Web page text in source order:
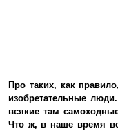
Про таких, как
изобретательные
всякие там
Что ж, в наше время